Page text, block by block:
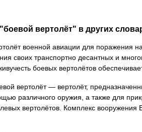
вертолёт" в других
военной авиации для поражения
своих транспортно десантных и
боевых вертолётов
вертолёт — вертолёт,
различного оружия, а также для
вертолётов. Комплекс